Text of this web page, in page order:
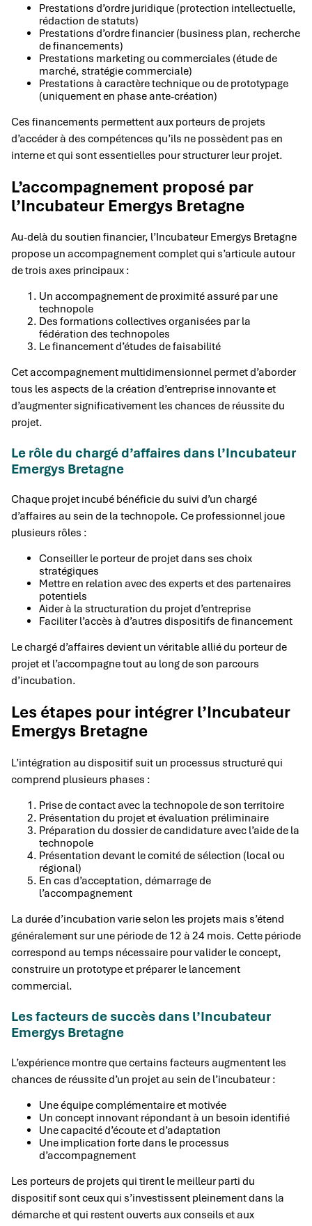
Prestations d’ordre juridique (protection intellectuelle,
rédaction de statuts)
Prestations d’ordre financier (business plan, recherche
de financements)
Prestations marketing ou commerciales (étude de
marché, stratégie commerciale)
Prestations à caractère technique ou de prototypage
(uniquement en phase ante-création)
Ces financements permettent aux porteurs de projets
d’accéder à des compétences qu’ils ne possèdent pas en
interne et qui sont essentielles pour structurer leur projet.
L’accompagnement proposé par
l’Incubateur Emergys Bretagne
Au-delà du soutien financier, l’Incubateur Emergys Bretagne
propose un accompagnement complet qui s’articule autour
de trois axes principaux :
Un accompagnement de proximité assuré par une
technopole
Des formations collectives organisées par la
fédération des technopoles
Le financement d’études de faisabilité
Cet accompagnement multidimensionnel permet d’aborder
tous les aspects de la création d’entreprise innovante et
d’augmenter significativement les chances de réussite du
projet.
Le rôle du chargé d’affaires dans l’Incubateur
Emergys Bretagne
Chaque projet incubé bénéficie du suivi d’un chargé
d’affaires au sein de la technopole. Ce professionnel joue
plusieurs rôles :
Conseiller le porteur de projet dans ses choix
stratégiques
Mettre en relation avec des experts et des partenaires
potentiels
Aider à la structuration du projet d’entreprise
Faciliter l’accès à d’autres dispositifs de financement
Le chargé d’affaires devient un véritable allié du porteur de
projet et l’accompagne tout au long de son parcours
d’incubation.
Les étapes pour intégrer l’Incubateur
Emergys Bretagne
L’intégration au dispositif suit un processus structuré qui
comprend plusieurs phases :
Prise de contact avec la technopole de son territoire
Présentation du projet et évaluation préliminaire
Préparation du dossier de candidature avec l’aide de la
technopole
Présentation devant le comité de sélection (local ou
régional)
En cas d’acceptation, démarrage de
l’accompagnement
La durée d’incubation varie selon les projets mais s’étend
généralement sur une période de 12 à 24 mois. Cette période
correspond au temps nécessaire pour valider le concept,
construire un prototype et préparer le lancement
commercial.
Les facteurs de succès dans l’Incubateur
Emergys Bretagne
L’expérience montre que certains facteurs augmentent les
chances de réussite d’un projet au sein de l’incubateur :
Une équipe complémentaire et motivée
Un concept innovant répondant à un besoin identifié
Une capacité d’écoute et d’adaptation
Une implication forte dans le processus
d’accompagnement
Les porteurs de projets qui tirent le meilleur parti du
dispositif sont ceux qui s’investissent pleinement dans la
démarche et qui restent ouverts aux conseils et aux